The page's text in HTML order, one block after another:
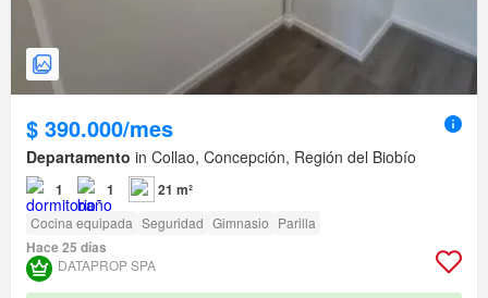
$ 390.000/mes
Departamento in Collao, Concepción, Región del Biobío
1 1 21 m²
Cocina equipada Seguridad Gimnasio Parilla
Hace 25 días
DATAPROP SPA